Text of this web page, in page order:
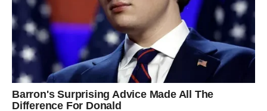
sebi nego ikada.
Poruka perioda:Istina te ne razara – ona te gradi.
STRELAC
Zadnji dani januara teraju Strelčeve da usporе i sagledaju